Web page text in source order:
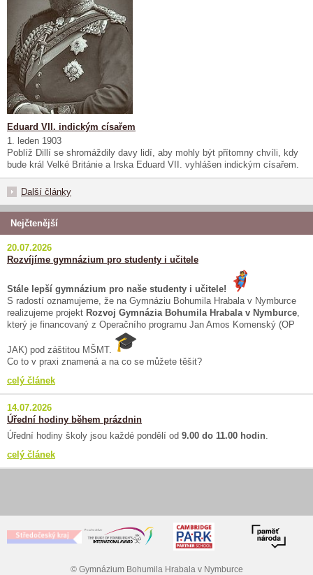
Eduard VII. indickým císařem
1. leden 1903
Poblíž Dillí se shromáždily davy lidí, aby mohly být přítomny chvíli, kdy
bude král Velké Británie a Irska Eduard VII. vyhlášen indickým císařem.
Další články
Nejčtenější
20.07.2026
Rozvíjíme gymnázium pro studenty i učitele
Stále lepší gymnázium pro naše studenty i učitele!
S radostí oznamujeme, že na Gymnáziu Bohumila Hrabala v Nymburce
realizujeme projekt Rozvoj Gymnázia Bohumila Hrabala v Nymburce,
který je financovaný z Operačního programu Jan Amos Komenský (OP
JAK) pod záštitou MŠMT.
Co to v praxi znamená a na co se můžete těšit?
celý článek
14.07.2026
Úřední hodiny během prázdnin
Úřední hodiny školy jsou každé pondělí od 9.00 do 11.00 hodin.
celý článek
© Gymnázium Bohumila Hrabala v Nymburce